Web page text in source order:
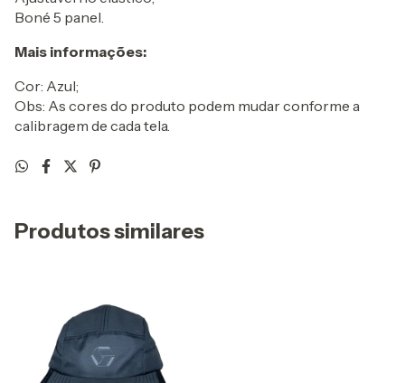
Boné 5 panel.
Mais informações:
Cor: Azul;
Obs: As cores do produto podem mudar conforme a
calibragem de cada tela.
Produtos similares